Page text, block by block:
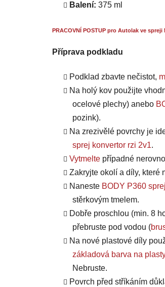
Balení: 375 ml
PRACOVNÍ POSTUP pro Autolak ve
Příprava podkladu
Podklad zbavte nečistot,
Na holý kov použijte
ocelové plechy) anebo
pozink).
Na zrezivělé povrchy je
sprej konvertor rzi 2v1.
Vytmelte případné
Zakryjte okolí a díly, které
Naneste BODY P360
stěrkovým tmelem.
Dobře proschlou (min. 8
přebruste pod vodou (
Na nové plastové díly
základová barva na plasty
Nebruste.
Povrch před stříkáním